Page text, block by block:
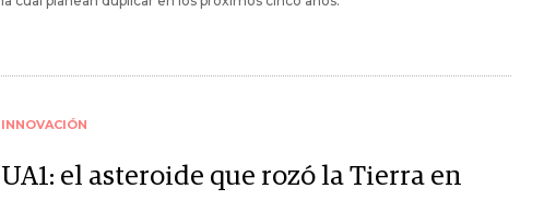
INNOVACIÓN
UA1: el asteroide que rozó la Tierra en